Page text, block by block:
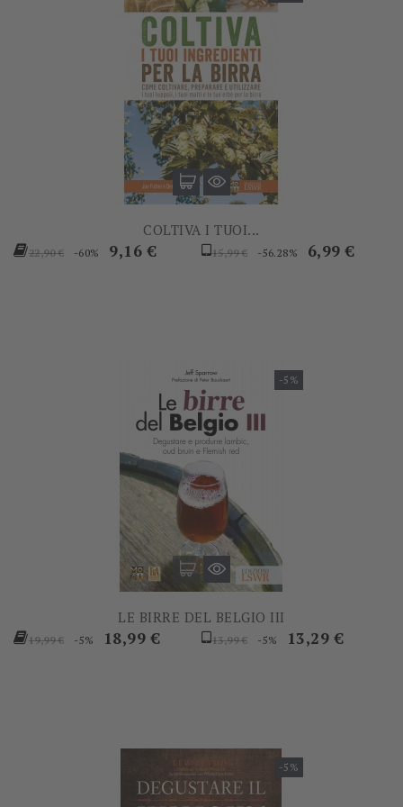
COLTIVA I TUOI...
Prezzo
22,90 € -60% Prezzo
9,16 €
Prezzo
15,99 € -56.28% Prezzo
6,99 €
-5%
LE BIRRE DEL BELGIO III
Prezzo
19,99 € -5% Prezzo
18,99 €
Prezzo
13,99 € -5% Prezzo
13,29 €
-5%